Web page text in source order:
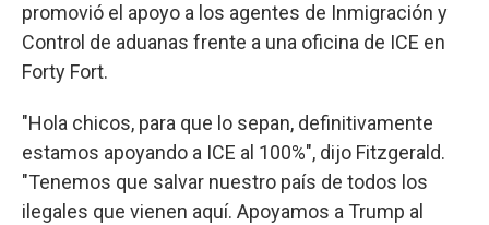
promovió el apoyo a los agentes de Inmigración y
Control de aduanas frente a una oficina de ICE en
Forty Fort.
"Hola chicos, para que lo sepan, definitivamente
estamos apoyando a ICE al 100%", dijo Fitzgerald.
"Tenemos que salvar nuestro país de todos los
ilegales que vienen aquí. Apoyamos a Trump al